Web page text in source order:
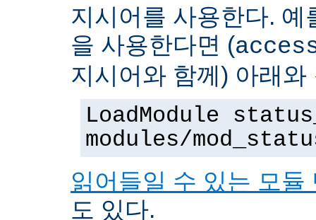
지시어를 사용한다. 예
을 사용한다면 (
지시어와 함께) 아래와
LoadModule
modules/
읽어들일 수 있는 모듈
도 있다.